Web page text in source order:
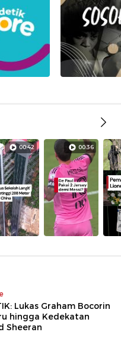
00:42 00:36
Lukas Graham Bocorin
hingga Kedekatan
Sheeran